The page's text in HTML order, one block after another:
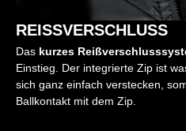
REISSVERSCHLUSS
Das kurzes
Einstieg. Der integrierte Zip ist
sich ganz einfach verstecken,
Ballkontakt mit dem Zip.